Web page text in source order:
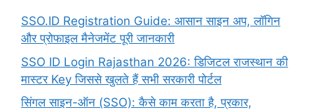
SSO.ID Registration Guide: आसान साइन अप, लॉगिन
और प्रोफाइल मैनेजमेंट पूरी जानकारी
SSO ID Login Rajasthan 2026: डिजिटल राजस्थान की
मास्टर Key जिससे खुलते हैं सभी सरकारी पोर्टल
सिंगल साइन-ऑन (SSO): कैसे काम करता है, प्रकार,